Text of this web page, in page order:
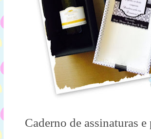
Caderno de assinaturas